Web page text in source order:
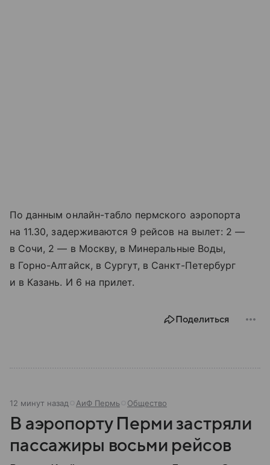
По данным онлайн-табло пермского аэропорта
на 11.30, задерживаются 9 рейсов на вылет: 2 —
в Сочи, 2 — в Москву, в Минеральные Воды,
в Горно-Алтайск, в Сургут, в Санкт-Петербург
и в Казань. И 6 на прилет.
Поделиться
12 минут назад АиФ Пермь Общество
В аэропорту Перми застряли
пассажиры восьми рейсов